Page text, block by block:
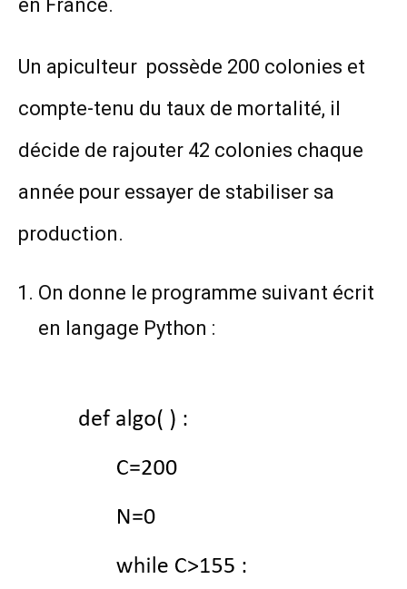
en France.
Un apiculteur possède 200 colonies et
compte-tenu du taux de mortalité, il
décide de rajouter 42 colonies chaque
année pour essayer de stabiliser sa
production.
On donne le programme suivant écrit
en langage Python :